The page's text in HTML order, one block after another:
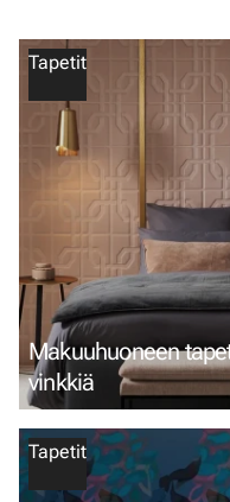
Tapetit
Makuuhuoneen
vinkkiä
Tapetit